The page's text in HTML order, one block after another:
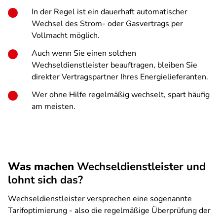
In der Regel ist ein dauerhaft automatischer
Wechsel des Strom- oder Gasvertrags per
Vollmacht möglich.
Auch wenn Sie einen solchen
Wechseldienstleister beauftragen, bleiben Sie
direkter Vertragspartner Ihres Energielieferanten.
Wer ohne Hilfe regelmäßig wechselt, spart häufig
am meisten.
Was machen Wechseldienstleister und
lohnt sich das?
Wechseldienstleister versprechen eine sogenannte
Tarifoptimierung - also die regelmäßige Überprüfung der